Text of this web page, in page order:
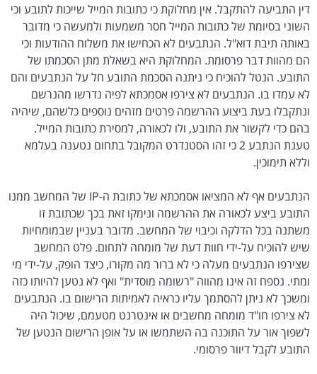
דין התביעה להתקבל. אין מחלוקת כי כתובות המייל שייכות לתובע וכי
השוני בסיומת של כתובות המייל חסר משמעות ולמעשה כי מדובר
באותה תיבת דוא"ל. הנתבעים לא הכחישו את משלוח ההודעות וכי
הם מהוות דבר פרסומת. המחלוקת היא בשאלת מתן הסכמתו של
התובע. הנטל להוכיח כי ניתנה הסכמת התובע חל על הנתבעים והם
לא עמדו בו. הנתבעים לא צירפו אסמכתא לפיה נדרשו מהנרשם
ונתקבלו בעת ביצוע ההרשמה פרטים מזהים נוספים כלשהם, שיהיה
בהם כדי לקשור את התובע, ולו לכאורה, למסירת כתובות המייל.
טענת הנתבע 2 כי זהו הסטנדרט המקובל בתחום נטענה בעלמא
וללא תימוכין.
הנתבעים אף לא המציאו אסמכתא של כתובת ה-IP של המחשב ממנו
התובע ביצע לכאורה את ההרשמה ונימקו זאת בכך שכתובת זו
משתנה בכל הדלקה וכיבוי של המחשב. מדובר בעניין שבמומחיות
שיש להוכיח על-ידי חוות דעת של מומחה לתחום. פלט המחשב
שצירפו הנתבעים מעלה כי לא ברור מה מקורו, כיצד הופק, על-ידי מי
ומתי. נספח זה אינו מהווה "רשומה מוסדית" ואף לא נטען להיותו כזה
ומשכך לא ניתן להסתמך עליו כראיה לאמיתות הרישום בו. הנתבעים
לא צירפו חו"ד מומחה מחשבים או אינטרנט מטעמם, שיכול היה
לשפוך אור על התוכנה בה השתמשו או על אופן הרישום הנטען של
התובע לקבל דיוור פרסומי.